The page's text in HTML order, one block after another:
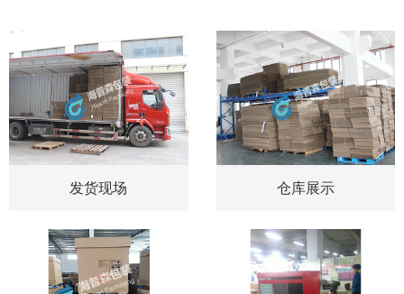
发货现场 仓库展示